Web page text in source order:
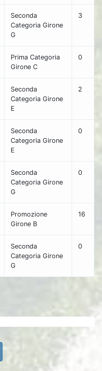
Seconda
Categoria Girone
G
3
Prima Categoria
Girone C
0
Seconda
Categoria Girone
E
2
Seconda
Categoria Girone
E
0
Seconda
Categoria Girone
G
0
Promozione
Girone B
16
Seconda
Categoria Girone
G
0